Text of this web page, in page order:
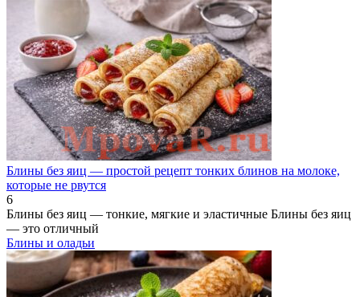
Блины без яиц — простой рецепт тонких блинов на молоке,
которые не рвутся
6
Блины без яиц — тонкие, мягкие и эластичные Блины без яиц
— это отличный
Блины и оладьи